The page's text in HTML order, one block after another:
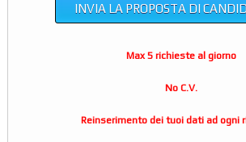
INVIA LA PROPOSTA DI
Max 5 richieste al giorno
No C.V.
Reinserimento dei tuoi dati ad ogni